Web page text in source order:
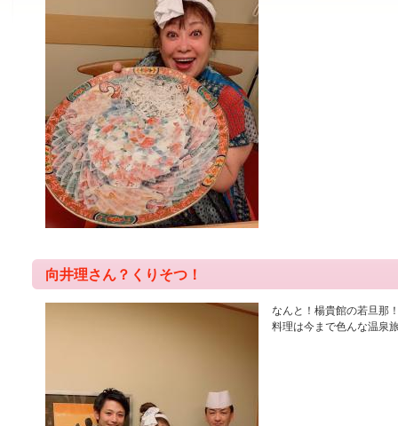
向井理さん？くりそつ！
なんと！楊貴館の若旦那
料理は今まで色んな温泉